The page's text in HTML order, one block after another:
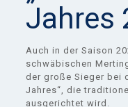
Jahres
Auch in der Saison
schwäbischen
der große Sieger bei
Jahres“, die
ausgerichtet wird.